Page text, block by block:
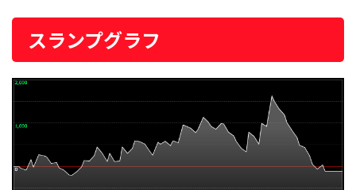
スランプグラフ